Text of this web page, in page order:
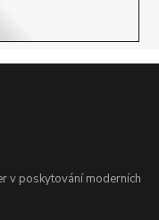
v poskytování moderních